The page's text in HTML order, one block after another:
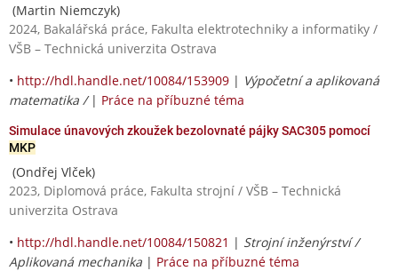
(Martin Niemczyk)
2024, Bakalářská práce, Fakulta elektrotechniky a informatiky /
VŠB – Technická univerzita Ostrava
• http://hdl.handle.net/10084/153909 | Výpočetní a aplikovaná
matematika / | Práce na příbuzné téma
Simulace únavových zkoužek bezolovnaté pájky SAC305 pomocí
MKP
(Ondřej Vlček)
2023, Diplomová práce, Fakulta strojní / VŠB – Technická
univerzita Ostrava
• http://hdl.handle.net/10084/150821 | Strojní inženýrství /
Aplikovaná mechanika | Práce na příbuzné téma